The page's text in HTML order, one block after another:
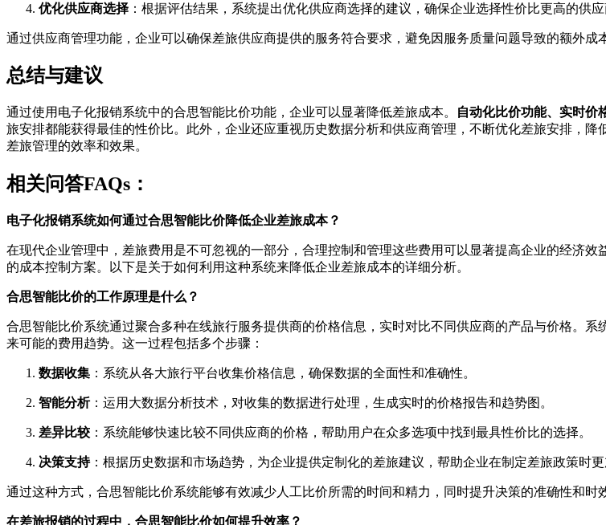
优化供应商选择 ：根据评估结果，系统提出优化供应商选择的建议，确保企业选择性价比更高的供应
通过供应商管理功能，企业可以确保差旅供应商提供的服务符合要求，避免因服务质量问题导致的额外成
总结与建议
通过使用电子化报销系统中的合思智能比价功能，企业可以显著降低差旅成本。 自动化比价功能、实时价
旅安排都能获得最佳的性价比。此外，企业还应重视历史数据分析和供应商管理，不断优化差旅安排，
差旅管理的效率和效果。
相关问答FAQs：
电子化报销系统如何通过合思智能比价降低企业差旅成本？
在现代企业管理中，差旅费用是不可忽视的一部分，合理控制和管理这些费用可以显著提高企业的经济
的成本控制方案。以下是关于如何利用这种系统来降低企业差旅成本的详细分析。
合思智能比价的工作原理是什么？
合思智能比价系统通过聚合多种在线旅行服务提供商的价格信息，实时对比不同供应商的产品与价格。
来可能的费用趋势。这一过程包括多个步骤：
数据收集 ：系统从各大旅行平台收集价格信息，确保数据的全面性和准确性。
智能分析：运用大数据分析技术，对收集的数据进行处理，生成实时的价格报告和趋势图。
差异比较 ：系统能够快速比较不同供应商的价格，帮助用户在众多选项中找到最具性价比的选择。
决策支持：根据历史数据和市场趋势，为企业提供定制化的差旅建议，帮助企业在制定差旅政策时更
通过这种方式，合思智能比价系统能够有效减少人工比价所需的时间和精力，同时提升决策的准确性和时
在差旅报销的过程中，合思智能比价如何提升效率？